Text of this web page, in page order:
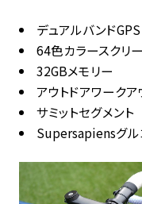
デュアルバンドGPS
64色カラースクリ
32GBメモリー
アウトドアワーク
サミットセグメント
Supersapiensグル